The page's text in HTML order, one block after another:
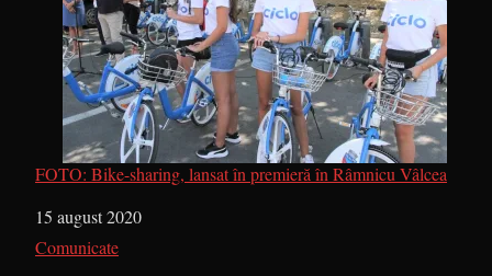
FOTO: Bike-sharing, lansat în premieră în Râmnicu Vâlcea
Dată
15 august 2020
În legătură cu
Comunicate